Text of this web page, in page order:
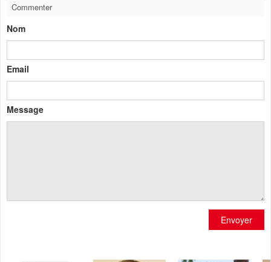
Commenter
Nom
Email
Message
Envoyer